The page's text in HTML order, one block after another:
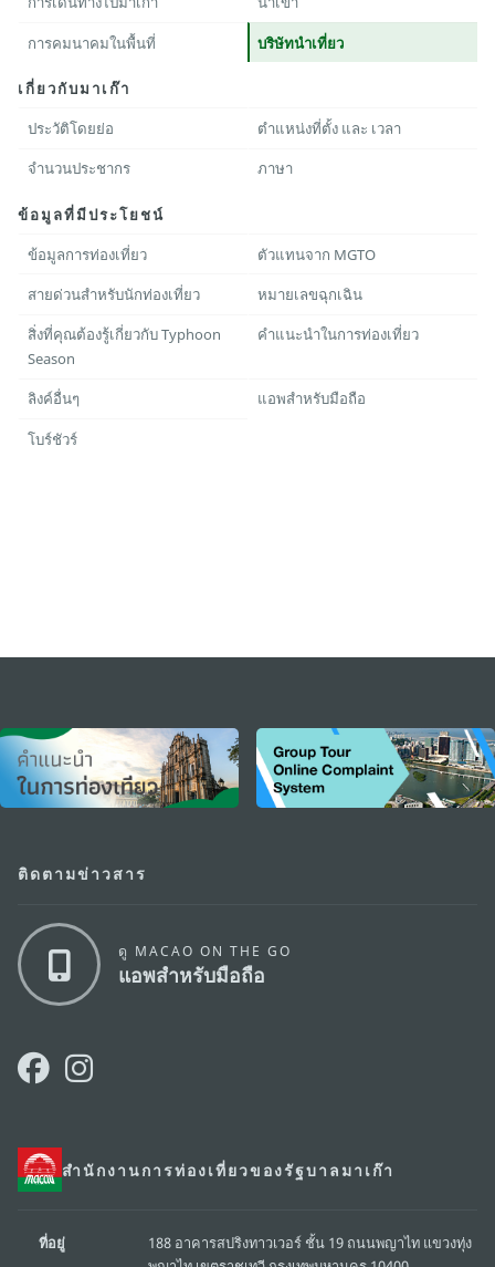
การคมนาคมในพื้นที่ บริษัทนำเที่ยว
เกี่ยวกับมาเก๊า
ประวัติโดยย่อ
ตำแหน่งที่ตั้ง และ เวลา
จำนวนประชากร ภาษา
ข้อมูลที่มีประโยชน์
ข้อมูลการท่องเที่ยว
ตัวแทนจาก MGTO
สายด่วนสำหรับนักท่องเที่ยว หมายเลขฉุกเฉิน
สิ่งที่คุณต้องรู้เกี่ยวกับ Typhoon
Season
คำแนะนำในการท่องเที่ยว
ลิงค์อื่นๆ แอพสำหรับมือถือ
โบร์ชัวร์
external links
สำนักงานการท่องเที่ยวของรัฐบาลมาเก๊า
ที่อยู่
188 อาคารสปริงทาวเวอร์ ชั้น 19 ถนนพญาไท แขวงทุ่ง
ติดตามข่าวสาร
ดู MACAO ON THE GO
แอพสำหรับมือถือ